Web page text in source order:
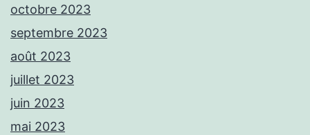
octobre 2023
septembre 2023
août 2023
juillet 2023
juin 2023
mai 2023